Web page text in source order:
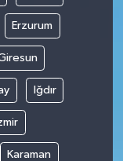
Erzurum
Iğdır
Karaman